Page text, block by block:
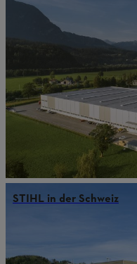
STIHL in der Schweiz